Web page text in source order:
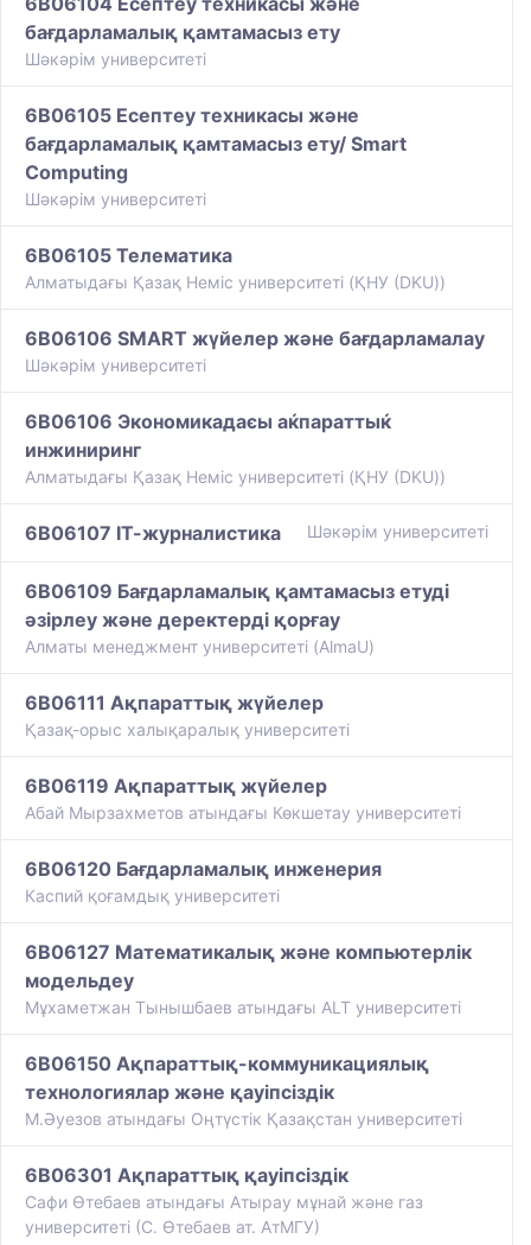
бағдарламалық қамтамасыз ету
Шәкәрім университеті
6B06105 Есептеу техникасы және
бағдарламалық қамтамасыз ету/ Smart
Computing
Шәкәрім университеті
6B06105 Телематика
Алматыдағы Қазақ Немiс университетi (ҚНУ (DKU))
6B06106 SMART жүйелер және бағдарламалау
Шәкәрім университеті
6B06106 Экономикадаєы аќпараттыќ
инжиниринг
Алматыдағы Қазақ Немiс университетi (ҚНУ (DKU))
6B06107 ІТ-журналистика Шәкәрім университеті
6B06109 Бағдарламалық қамтамасыз етуді
әзірлеу және деректерді қорғау
Алматы менеджмент университеті (AlmaU)
6B06111 Ақпараттық жүйелер
Қазақ-орыс халықаралық университеті
6B06119 Ақпараттық жүйелер
Абай Мырзахметов атындағы Көкшетау университеті
6B06120 Бағдарламалық инженерия
Каспий қоғамдық университеті
6B06127 Математикалық және компьютерлік
модельдеу
Мұхаметжан Тынышбаев атындағы ALT университеті
6B06150 Ақпараттық-коммуникациялық
технологиялар және қауіпсіздік
М.Әуезов атындағы Оңтүстік Қазақстан университеті
6B06301 Ақпараттық қауіпсіздік
Сафи Өтебаев атындағы Атырау мұнай және газ
университеті (С. Өтебаев ат. АтМГУ)